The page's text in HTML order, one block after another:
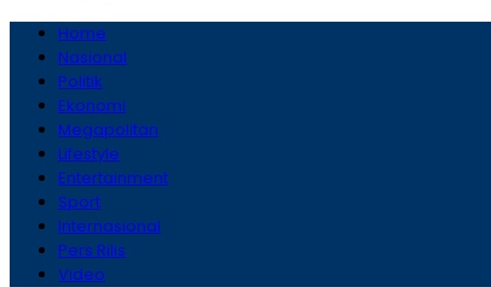
Home
Nasional
Politik
Ekonomi
Megapolitan
Lifestyle
Entertainment
Sport
Internasional
Pers Rilis
Video